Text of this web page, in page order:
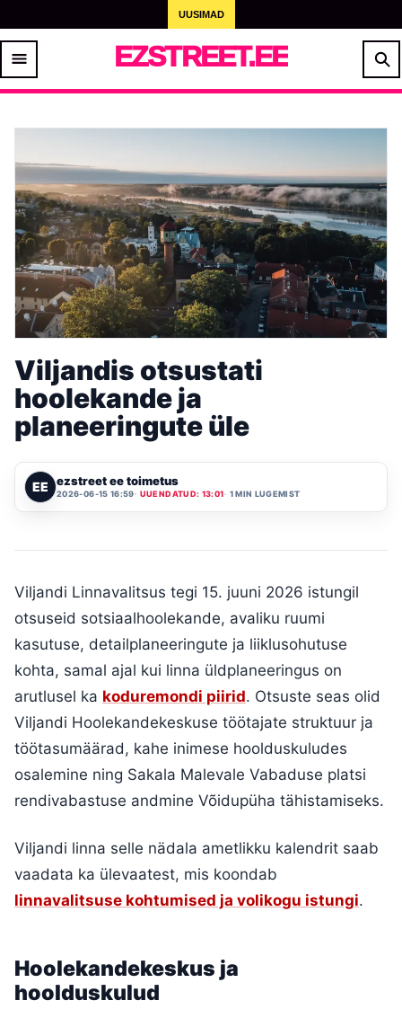
UUSIMAD
EZSTREET.EE
Viljandis otsustati
hoolekande ja
planeeringute üle
EE ezstreet ee toimetus
2026-06-15 16:59 UUENDATUD: 13:01 1 MIN LUGEMIST
Viljandi Linnavalitsus tegi 15. juuni 2026 istungil
otsuseid sotsiaalhoolekande, avaliku ruumi
kasutuse, detailplaneeringute ja liiklusohutuse
kohta, samal ajal kui linna üldplaneeringus on
arutlusel ka koduremondi piirid. Otsuste seas olid
Viljandi Hoolekandekeskuse töötajate struktuur ja
töötasumäärad, kahe inimese hoolduskuludes
osalemine ning Sakala Malevale Vabaduse platsi
rendivabastuse andmine Võidupüha tähistamiseks.
Viljandi linna selle nädala ametlikku kalendrit saab
vaadata ka ülevaatest, mis koondab
linnavalitsuse kohtumised ja volikogu istungi.
Hoolekandekeskus ja
hoolduskulud